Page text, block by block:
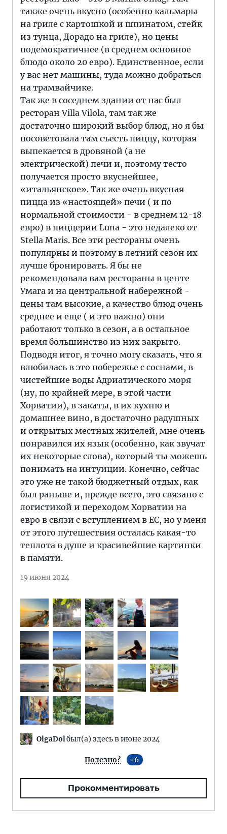
также очень вкусно (особенно кальмары
на гриле с картошкой и шпинатом, стейк
из тунца, Дорадо на гриле), но цены
подемократичнее (в среднем основное
блюдо около 20 евро). Единственное, если
у вас нет машины, туда можно добраться
на трамвайчике.
Так же в соседнем здании от нас был
ресторан Villa Vilola, там так же
достаточно широкий выбор блюд, но я бы
посоветовала там съесть пиццу, которая
выпекается в дровяной (а не
электрической) печи и, поэтому тесто
получается просто вкуснейшее,
«итальянское». Так же очень вкусная
пицца из «настоящей» печи ( и по
нормальной стоимости - в среднем 12-18
евро) в пиццерии Luna - это недалеко от
Stella Maris. Все эти рестораны очень
популярны и поэтому в летний сезон их
лучше бронировать. Я бы не
рекомендовала вам рестораны в центе
Умага и на центральной набережной -
цены там высокие, а качество блюд очень
среднее и еще ( и это важно) они
работают только в сезон, а в остальное
время большинство из них закрыто.
Подводя итог, я точно могу сказать, что я
влюбилась в это побережье с соснами, в
чистейшие воды Адриатического моря
(ну, по крайней мере, в этой части
Хорватии), в закаты, в их кухню и
домашнее вино, в достаточно радушных
и открытых местных жителей, мне очень
понравился их язык (особенно, как звучат
их некоторые слова), который ты можешь
понимать на интуиции. Конечно, сейчас
это уже не такой бюджетный отдых, как
был раньше и, прежде всего, это связано с
логистикой и переходом Хорватии на
евро в связи с вступлением в ЕС, но у меня
от этого путешествия осталась какая-то
теплота в душе и красивейшие картинки
в памяти.
19 июня 2024
OlgaDolбыл(а) здесь в июне 2024
Полезно? 6
Прокомментировать